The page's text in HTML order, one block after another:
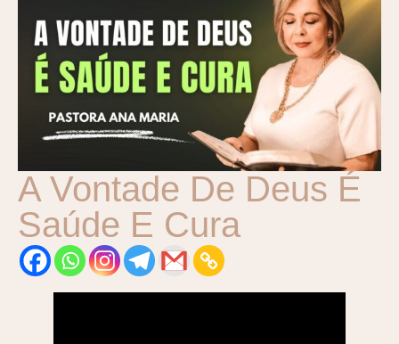
A Vontade De Deus É
Saúde E Cura